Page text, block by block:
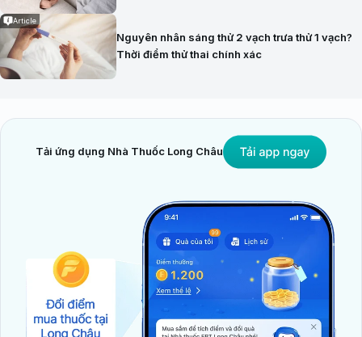
Article
Nguyên nhân sáng thử 2 vạch trưa thử 1 vạch?
Thời điểm thử thai chính xác
Tải ứng dụng Nhà Thuốc Long Châu